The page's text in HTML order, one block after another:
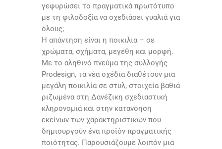
γεφυρώσει το πραγματικά πρωτότυπο
με τη φιλοδοξία να σχεδιάσει γυαλιά για
όλους;
Η απάντηση είναι η ποικιλία – σε
χρώματα, σχήματα, μεγέθη και μορφή.
Με το αληθινό πνεύμα της συλλογής
Prodesign, τα νέα σχέδια διαθέτουν μια
μεγάλη ποικιλία σε στυλ, στοιχεία βαθιά
ριζωμένα στη Δανέζικη σχεδιαστική
κληρονομιά και στην κατανόηση
εκείνων των χαρακτηριστικών που
δημιουργούν ένα προϊόν πραγματικής
ποιότητας. Παρουσιάζουμε λοιπόν μια